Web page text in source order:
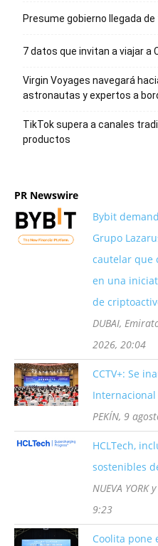
Presume gobierno llegada
7 datos que invitan a viajar a
Virgin Voyages navegará
astronautas y expertos a
TikTok supera a canales
productos
PR Newswire
Bybit
Grupo
cautelar que
en una
de
DUBAI,
2026, 20:04
CCTV+: Se
Internacional
PEKÍN, 9
HCLTech,
sostenibles
NUEVA YORK
9:23
Coolita pone